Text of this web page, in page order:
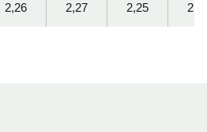
2,26 2,27 2,25